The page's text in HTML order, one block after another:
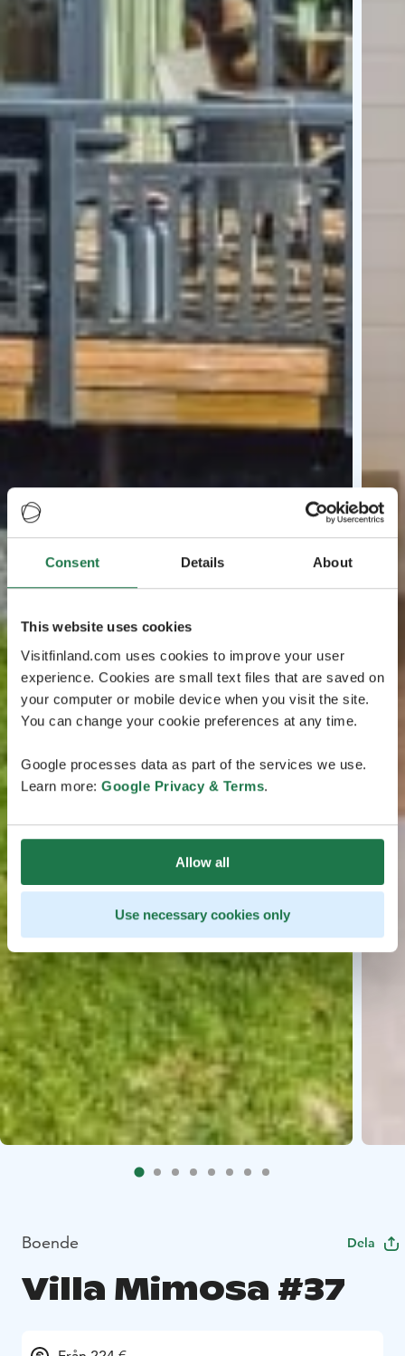
Consent Details About
This website uses cookies
Visitfinland.com uses cookies to improve your user
experience. Cookies are small text files that are saved on
your computer or mobile device when you visit the site.
You can change your cookie preferences at any time.
Google processes data as part of the services we use.
Learn more: Google Privacy & Terms.
Allow all
Use necessary cookies only
Boende Dela
Villa Mimosa #37